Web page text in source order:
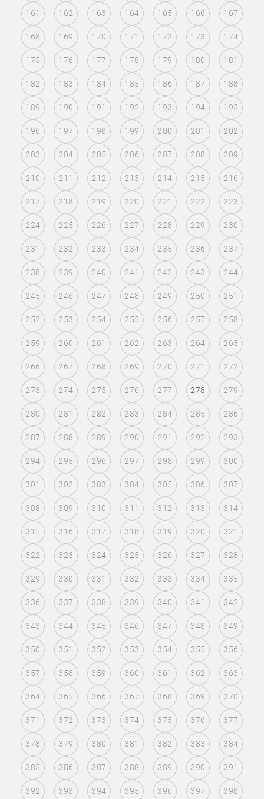
161 162 163 164 165 166 167
168 169 170 171 172 173 174
175 176 177 178 179 180 181
182 183 184 185 186 187 188
189 190 191 192 193 194 195
196 197 198 199 200 201 202
203 204 205 206 207 208 209
210 211 212 213 214 215 216
217 218 219 220 221 222 223
224 225 226 227 228 229 230
231 232 233 234 235 236 237
238 239 240 241 242 243 244
245 246 247 248 249 250 251
252 253 254 255 256 257 258
259 260 261 262 263 264 265
266 267 268 269 270 271 272
273 274 275 276 277 278 279
280 281 282 283 284 285 286
287 288 289 290 291 292 293
294 295 296 297 298 299 300
301 302 303 304 305 306 307
308 309 310 311 312 313 314
315 316 317 318 319 320 321
322 323 324 325 326 327 328
329 330 331 332 333 334 335
336 337 338 339 340 341 342
343 344 345 346 347 348 349
350 351 352 353 354 355 356
357 358 359 360 361 362 363
364 365 366 367 368 369 370
371 372 373 374 375 376 377
378 379 380 381 382 383 384
385 386 387 388 389 390 391
392 393 394 395 396 397 398